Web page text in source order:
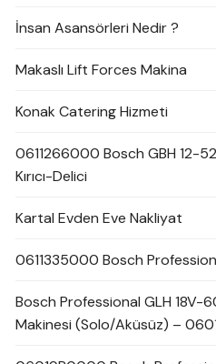
İnsan Asansörleri Nedir ?
Makaslı Lift Forces Makina
Konak Catering Hizmeti
0611266000 Bosch GBH 12-
Kırıcı-Delici
Kartal Evden Eve Nakliyat
0611335000 Bosch
Bosch Professional GLH 18V-
Makinesi (Solo/Aküsüz) –